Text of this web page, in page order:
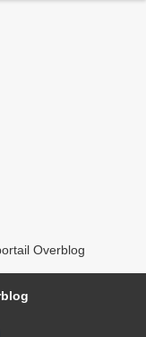
Overblog